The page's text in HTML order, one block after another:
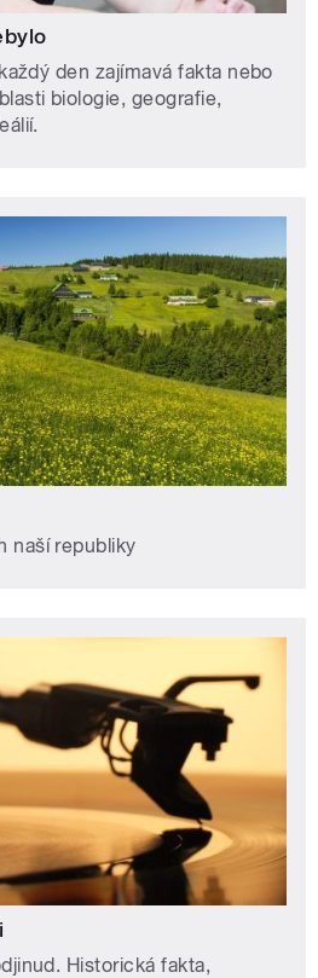
den zajímavá fakta nebo
biologie, geografie,
naší republiky
Historická fakta,